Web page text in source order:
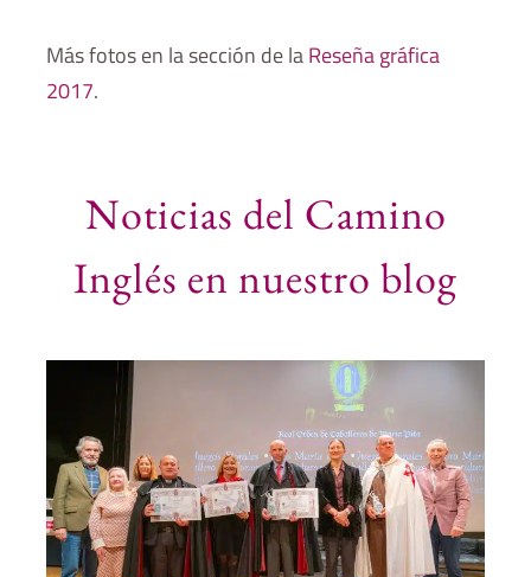
Más fotos en la sección de laReseña gráfica
2017.
Noticias del Camino
Inglés en nuestro blog